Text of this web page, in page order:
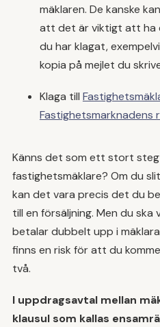
mäklaren. De kanske
att det är viktigt att ha
du har klagat,
kopia på mejlet du
Klaga till
Fastighetsmarknadens
Känns det som ett stort
fastighetsmäklare? Om du
kan det vara precis det du
till en försäljning. Men du
betalar dubbelt upp i
finns en risk för att du
två.
I uppdragsavtal mellan
klausul som kallas